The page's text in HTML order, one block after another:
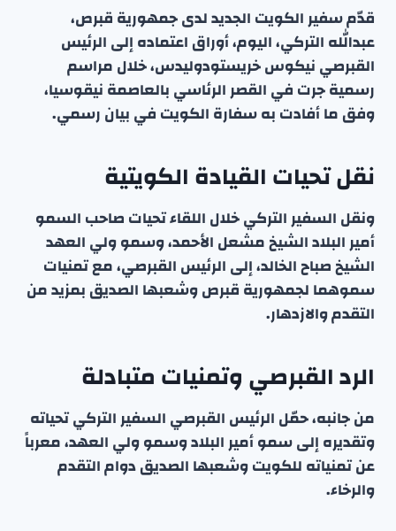
قدّم سفير الكويت الجديد لدى جمهورية قبرص،
عبدالله التركي، اليوم، أوراق اعتماده إلى الرئيس
القبرصي نيكوس خريستودوليدس، خلال مراسم
رسمية جرت في القصر الرئاسي بالعاصمة نيقوسيا،
وفق ما أفادت به سفارة الكويت في بيان رسمي.
نقل تحيات القيادة الكويتية
ونقل السفير التركي خلال اللقاء تحيات صاحب السمو
أمير البلاد الشيخ مشعل الأحمد، وسمو ولي العهد
الشيخ صباح الخالد، إلى الرئيس القبرصي، مع تمنيات
سموهما لجمهورية قبرص وشعبها الصديق بمزيد من
التقدم والازدهار.
الرد القبرصي وتمنيات متبادلة
من جانبه، حمّل الرئيس القبرصي السفير التركي تحياته
وتقديره إلى سمو أمير البلاد وسمو ولي العهد، معرباً
عن تمنياته للكويت وشعبها الصديق دوام التقدم
والرخاء.